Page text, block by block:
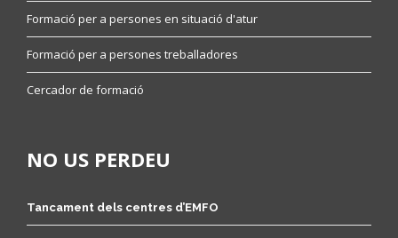
Formació per a persones en situació d'atur
Formació per a persones treballadores
Cercador de formació
NO US PERDEU
Tancament dels centres d’EMFO